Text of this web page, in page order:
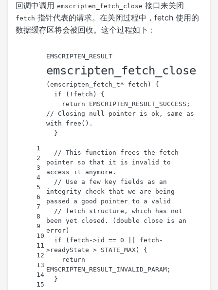
回调中调用 emscripten_fetch_close 接口来关闭
fetch 指针代表的请求。在关闭过程中，fetch 使用的
数据缓存区将会被回收。这个过程如下：
1
2
3
4
5
6
7
8
9
10
11
12
13
14
15
EMSCRIPTEN_RESULT
emscripten_fetch_close
( emscripten_fetch_t* fetch)
{
if (!fetch) {
return
// Closing null pointer is ok, same as
with free().
  }
// This function frees the fetch
pointer so that it is invalid to
access it anymore.
// Use a few key fields as an
integrity check that we are being
passed a good pointer to a valid
// fetch structure, which has not
been yet closed. (double close is an
error)
if (fetch->id == 0 || fetch-
>readyState > STATE_MAX) {
return
EMSCRIPTEN_RESULT_INVALID_PARAM;
  }